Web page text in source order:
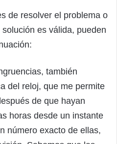
de resolver el problema o
es válida, pueden
también
del reloj, que me permite
de que hayan
horas desde un instante
número exacto de ellas,